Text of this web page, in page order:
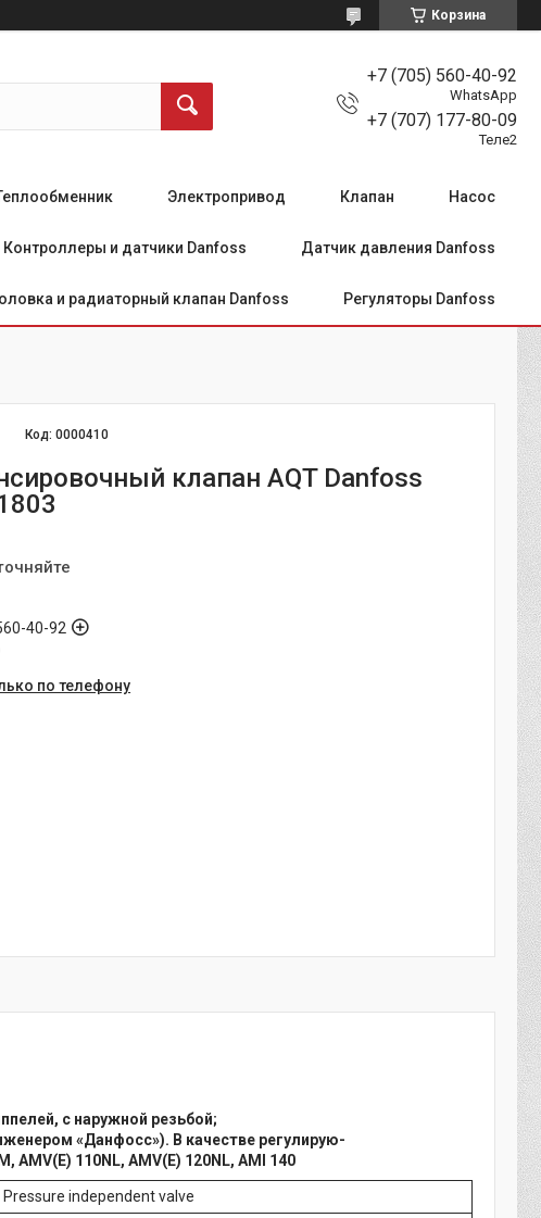
Корзина
+7 (705) 560-40-92
WhatsApp
+7 (707) 177-80-09
Теле2
Электропривод Клапан Насос
Контроллеры и датчики Danfoss Датчик давления Danfoss
и радиаторный клапан Danfoss Регуляторы Danfoss
Код:0000410
клапан AQT Danfoss
40-92
по телефону
с наружной резьбой;
«Данфосс»). В качестве регулирую-
110NL, AMV(E) 120NL, AMI 140
Pressure independent valve